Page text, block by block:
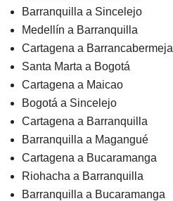
Barranquilla a Sincelejo
Medellín a Barranquilla
Cartagena a Barrancabermeja
Santa Marta a Bogotá
Cartagena a Maicao
Bogotá a Sincelejo
Cartagena a Barranquilla
Barranquilla a Magangué
Cartagena a Bucaramanga
Riohacha a Barranquilla
Barranquilla a Bucaramanga